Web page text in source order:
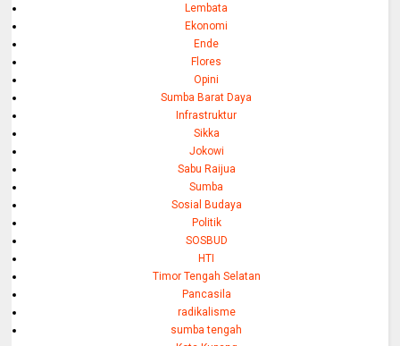
Lembata
Ekonomi
Ende
Flores
Opini
Sumba Barat Daya
Infrastruktur
Sikka
Jokowi
Sabu Raijua
Sumba
Sosial Budaya
Politik
SOSBUD
HTI
Timor Tengah Selatan
Pancasila
radikalisme
sumba tengah